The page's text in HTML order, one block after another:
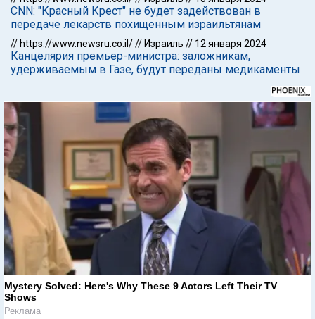
CNN: "Красный Крест" не будет задействован в
передаче лекарств похищенным израильтянам
// https://www.newsru.co.il/// Израиль // 12 января 2024
Канцелярия премьер-министра: заложникам,
удерживаемым в Газе, будут переданы медикаменты
Mystery Solved: Here's Why These 9 Actors Left Their TV
Shows
Реклама